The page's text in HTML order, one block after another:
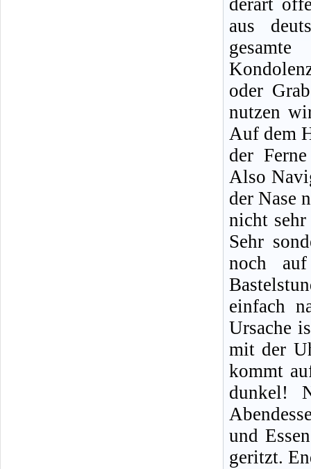
derart
aus
oder
nutzen
Auf dem
der
Also
der Nase
nicht
Sehr
noch
einfach
Ursache
mit der
kommt
dunkel!
und
geritzt.